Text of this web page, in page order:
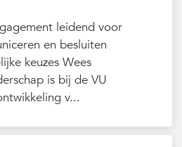
leidend voor
en besluiten
keuzes Wees
is bij de VU
v...